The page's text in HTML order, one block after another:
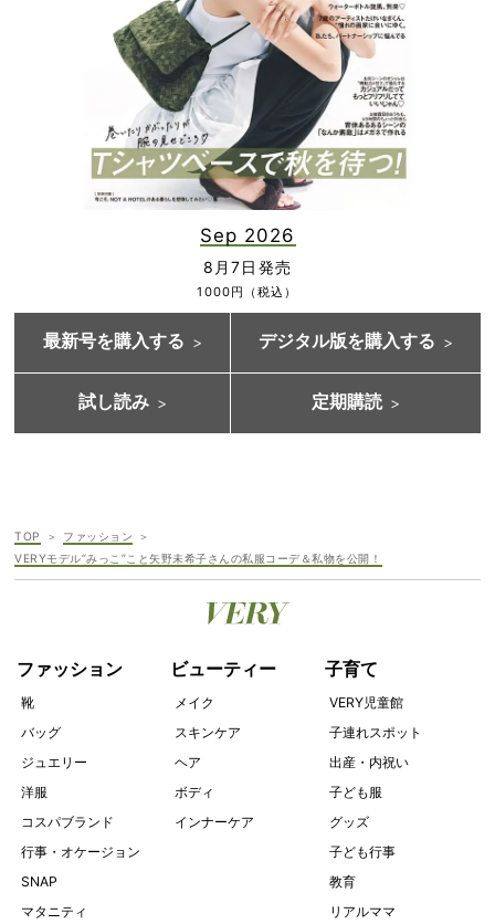
Sep 2026
8月7日発売
1000円（税込）
最新号を購入する デジタル版を購入する
試し読み 定期購読
TOP
ファッション
VERYモデル“みっこ”こと矢野未希子さんの私服コーデ＆私物を公開！
ファッション
靴
バッグ
ジュエリー
洋服
コスパブランド
行事・オケージョン
SNAP
マタニティ
ビューティー
メイク
スキンケア
ヘア
ボディ
インナーケア
子育て
VERY児童館
子連れスポット
出産・内祝い
子ども服
グッズ
子ども行事
教育
リアルママ